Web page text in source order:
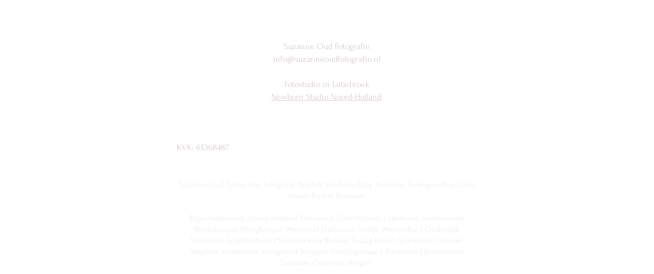
Suzanne Oud Fotografie
info@suzanneoudfotografie.nl
Fotostudio in Lutjebroek
Newborn Studio Noord-Holland
KVK: 65368487